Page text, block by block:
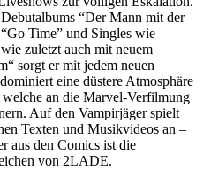
“Der Mann mit der
Time” und Singles wie
zuletzt auch mit neuem
sorgt er mit jedem neuen
eine düstere Atmosphäre
an die Marvel-Verfilmung
Auf den Vampirjäger spielt
Texten und Musikvideos an –
aus den Comics ist die
von 2LADE.